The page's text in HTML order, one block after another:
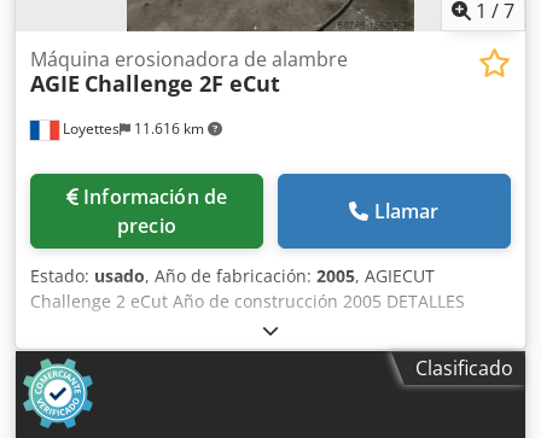
Dimensions Machine Depth 1800 mm
1 /7
Loyettes 11.616 km
Máquina erosionadora de alambre
AGIE Challenge 2F eCut
Información de
precio
Llamar
Estado: usado, Año de fabricación: 2005, AGIECUT
Challenge 2 eCut Año de construcción 2005 DETALLES
TÉCNICOS Recorrido del eje X 350 mm Recorrido del eje Y
250 mm Recorrido del eje Z 256 mm Eje U/V: ±70 mm
Ángulo del cono 30°/100 mm Velocidad de corte: > 300
mm²/min Calidad: Ra 0,1 µm Altura de la rosca: 250 mm
Matriz de roscado: 1/2 mm Diámetro del hilo: 0,1 - 0,33
Clasificado